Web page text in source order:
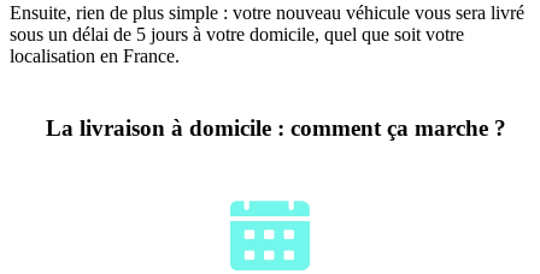
Ensuite, rien de plus simple : votre nouveau véhicule vous sera livré
sous un délai de 5 jours à votre domicile, quel que soit votre
localisation en France.
La livraison à domicile : comment ça marche ?